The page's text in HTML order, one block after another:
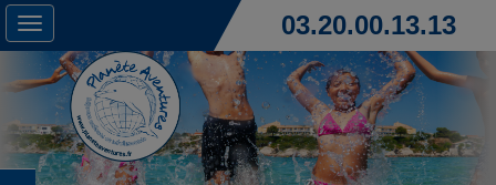
Toggle
navigation
03.20.00.13.13